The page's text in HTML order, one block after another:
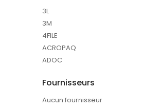
3L
3M
4FILE
ACROPAQ
ADOC
Fournisseurs
Aucun fournisseur